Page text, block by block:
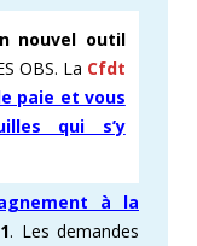
nouvel outil
OBS. La Cfdt
paie et vous
qui s’y
à la
. Les demandes